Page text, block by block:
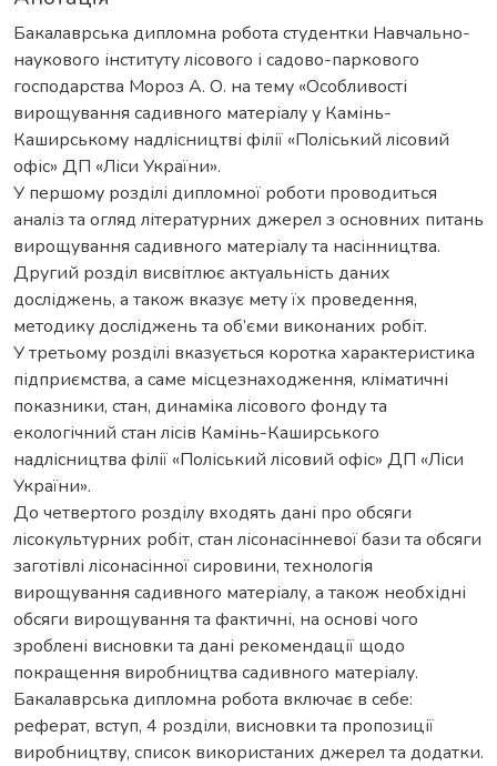
Бакалаврська дипломна робота студентки Навчально-
наукового інституту лісового і садово-паркового
господарства Мороз А. О. на тему «Особливості
вирощування садивного матеріалу у Камінь-
Каширському надлісництві філії «Поліський лісовий
офіс» ДП «Ліси України».
У першому розділі дипломної роботи проводиться
аналіз та огляд літературних джерел з основних питань
вирощування садивного матеріалу та насінництва.
Другий розділ висвітлює актуальність даних
досліджень, а також вказує мету їх проведення,
методику досліджень та об’єми виконаних робіт.
У третьому розділі вказується коротка характеристика
підприємства, а саме місцезнаходження, кліматичні
показники, стан, динаміка лісового фонду та
екологічний стан лісів Камінь-Каширського
надлісництва філії «Поліський лісовий офіс» ДП «Ліси
України».
До четвертого розділу входять дані про обсяги
лісокультурних робіт, стан лісонасінневої бази та обсяги
заготівлі лісонасінної сировини, технологія
вирощування садивного матеріалу, а також необхідні
обсяги вирощування та фактичні, на основі чого
зроблені висновки та дані рекомендації щодо
покращення виробництва садивного матеріалу.
Бакалаврська дипломна робота включає в себе:
реферат, вступ, 4 розділи, висновки та пропозиції
виробництву, список використаних джерел та додатки.